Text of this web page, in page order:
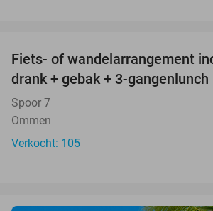
Fiets- of wandelarrangement
drank + gebak + 3-gangenlunch
Spoor 7
Ommen
Verkocht: 105